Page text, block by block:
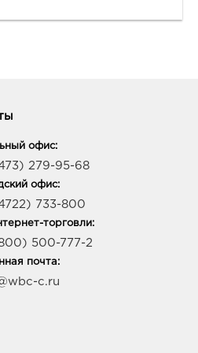
офис:
279-95-68
офис:
733-800
торговли:
500-777-2
почта:
c.ru